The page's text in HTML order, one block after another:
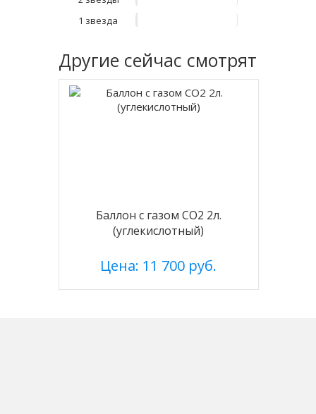
1 звезда
Другие сейчас смотрят
Баллон с газом CO2 2л.
(углекислотный)
Цена: 11 700 руб.